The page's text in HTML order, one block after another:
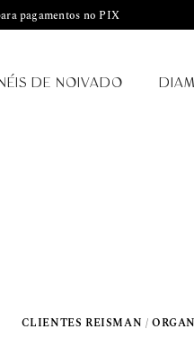
pagamentos no PIX
DE NOIVADO
CLIENTES REISMAN /